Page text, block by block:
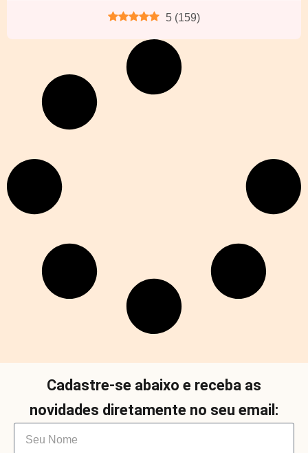
5 (159)
Cadastre-se abaixo e receba as
novidades diretamente no seu email: